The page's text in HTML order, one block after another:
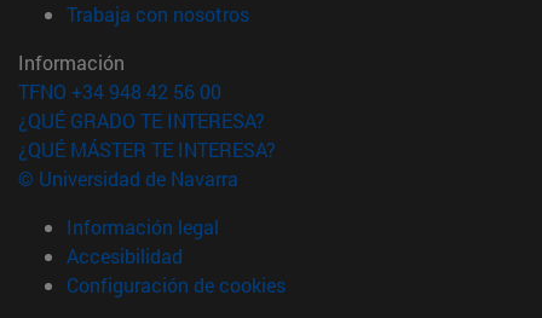
Trabaja con nosotros(abre en nueva ventana)
Información
TFNO +34 948 42 56 00
¿QUÉ GRADO TE INTERESA?
¿QUÉ MÁSTER TE INTERESA?
© Universidad de Navarra
Información legal
Accesibilidad
Configuración de cookies